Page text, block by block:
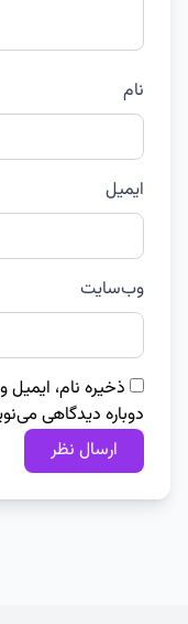
نام
ایمیل
وب‌سایت
ذخیره نام،
دوباره دیدگاهی